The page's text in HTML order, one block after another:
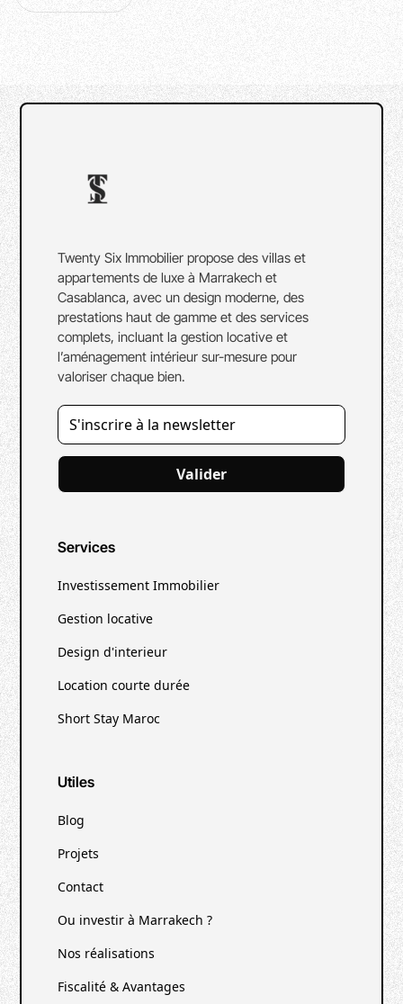
Twenty Six Immobilier propose des villas et
appartements de luxe à Marrakech et
Casablanca, avec un design moderne, des
prestations haut de gamme et des services
complets, incluant la gestion locative et
l’aménagement intérieur sur-mesure pour
valoriser chaque bien.
Valider
Services
Investissement Immobilier
Gestion locative
Design d'interieur
Location courte durée
Short Stay Maroc
Utiles
Blog
Projets
Contact
Ou investir à Marrakech ?
Nos réalisations
Fiscalité & Avantages